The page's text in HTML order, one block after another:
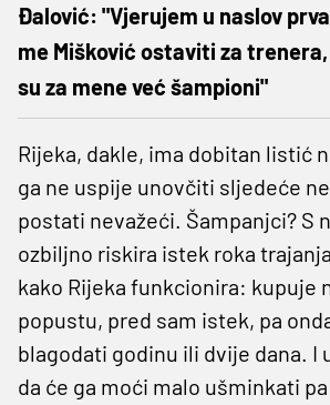
Đalović: "Vjerujem u naslov
me Mišković ostaviti za
su za mene već šampioni"
Rijeka, dakle, ima dobitan listić
ga ne uspije unovčiti sljedeće
postati nevažeći. Šampanjci? S
ozbiljno riskira istek roka
kako Rijeka funkcionira: kupuje
popustu, pred sam istek, pa
blagodati godinu ili dvije dana. I
da će ga moći malo ušminkati